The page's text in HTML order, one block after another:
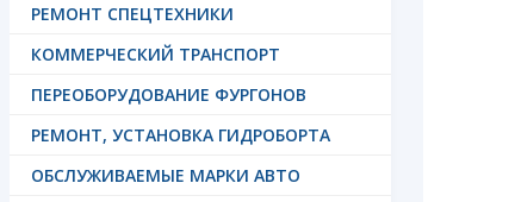
РЕМОНТ СПЕЦТЕХНИКИ
КОММЕРЧЕСКИЙ ТРАНСПОРТ
ПЕРЕОБОРУДОВАНИЕ ФУРГОНОВ
РЕМОНТ, УСТАНОВКА ГИДРОБОРТА
ОБСЛУЖИВАЕМЫЕ МАРКИ АВТО